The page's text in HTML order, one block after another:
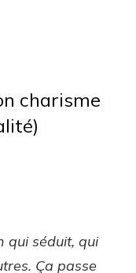
charisme
qui séduit, qui
Ça passe